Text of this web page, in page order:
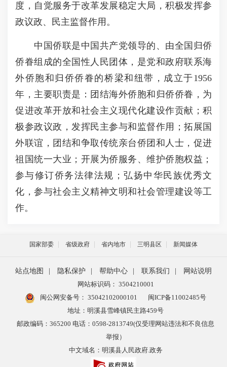
度，自觉服务于改革发展稳定大局，积极发挥参
政议政、民主监督作用。
中国侨联是中国共产党领导的、由全国归侨
侨眷组成的全国性人民团体，是党和政府联系海
外侨胞和归侨侨眷的桥梁和纽带，成立于1956
年，主要职责是：团结海外侨胞和归侨侨眷，为
促进改革开放和社会主义现代化建设作贡献；积
极参政议政，发挥民主参与和监督作用；拓展国
外联谊，团结和争取传统亲台侨团和人士，促进
祖国统一大业；开展为侨服务、维护侨胞权益；
参与修订侨务法律法规；弘扬中华民族优秀文
化，参与社会主义精神文明和社会管理建设等工
作。
国家部委 省级政府 省内地市 三明县区 新闻媒体
站点地图 隐私保护 帮助中心 联系我们
网站说明
网站标识码： 3504210001
闽公网安备号： 35042102000101
闽ICP备11002485号
地址：明溪县雪峰镇民主路459号
邮政编码：365200 电话：0598-2813749(仅受理网站违法和不良信息
举报）
中文域名：明溪县人民政府.政务